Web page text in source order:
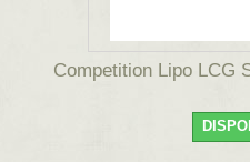
Competition Lipo LCG